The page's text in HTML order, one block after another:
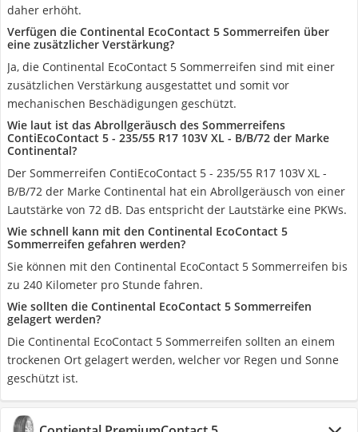
daher erhöht.
Verfügen die Continental EcoContact 5 Sommerreifen über
eine zusätzlicher Verstärkung?
Ja, die Continental EcoContact 5 Sommerreifen sind mit einer
zusätzlichen Verstärkung ausgestattet und somit vor
mechanischen Beschädigungen geschützt.
Wie laut ist das Abrollgeräusch des Sommerreifens
ContiEcoContact 5 - 235/55 R17 103V XL - B/B/72 der Marke
Continental?
Der Sommerreifen ContiEcoContact 5 - 235/55 R17 103V XL -
B/B/72 der Marke Continental hat ein Abrollgeräusch von einer
Lautstärke von 72 dB. Das entspricht der Lautstärke eine PKWs.
Wie schnell kann mit den Continental EcoContact 5
Sommerreifen gefahren werden?
Sie können mit den Continental EcoContact 5 Sommerreifen bis
zu 240 Kilometer pro Stunde fahren.
Wie sollten die Continental EcoContact 5 Sommerreifen
gelagert werden?
Die Continental EcoContact 5 Sommerreifen sollten an einem
trockenen Ort gelagert werden, welcher vor Regen und Sonne
geschützt ist.